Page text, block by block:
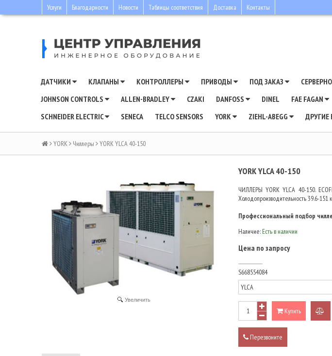
Услуги Благодарности Новости Таблицы соответствия Доставка Контакты
ДАТЧИКИ КЛАПАНЫ КОНТРОЛЛЕРЫ ПРИВОДЫ ПОД ЗАКАЗ
JOHNSON CONTROLS
ALLEN-BRADLEY CZAKI DANFOSS DINEL FAE FAGAN
SCHNEIDER ELECTRIC
SENECA TELCO SENSORS YORK ZIEHL-ABEGG ДРУГИЕ
YORK Чиллеры YORK YLCA 40-150
Увеличить
YORK YLCA 40-150
ЧИЛЛЕРЫ YORK YLCA 40-150.
Холодопроизводительность 39.6-151
Профессиональный подбор
Наличие: Есть в наличии
Цена по запросу
S668554084
Купить
Перезвоните